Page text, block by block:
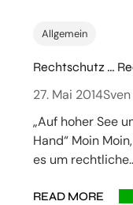
Allgemein
Rechtschutz …
27. Mai 2014
„Auf hoher See
Hand“ Moin
es um
READ MORE